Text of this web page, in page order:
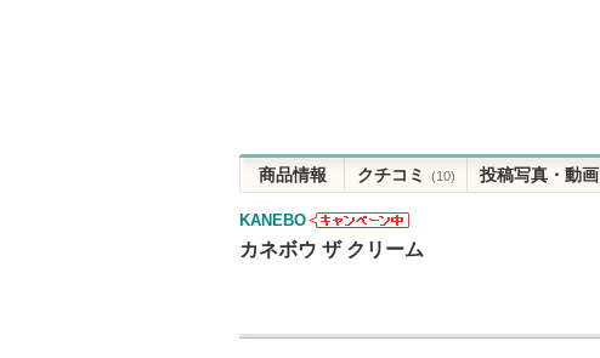
商品情報 クチコミ (10) 投稿写真・動画
KANEBO
KANEBOから
カネボウ ザ クリーム